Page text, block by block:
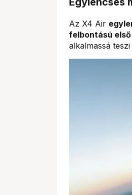
Az X4 Air
felbontású
alkalmassá